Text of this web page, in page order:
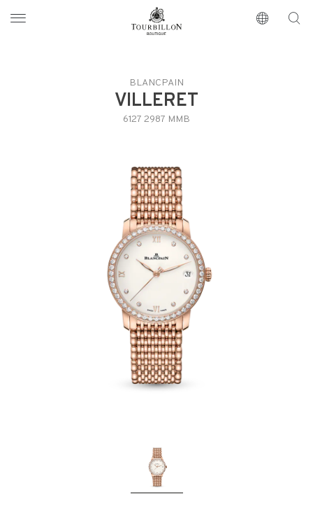
https://www.tourbillon.com/index.php/zh-hant
BLANCPAIN
VILLERET
6127 2987 MMB